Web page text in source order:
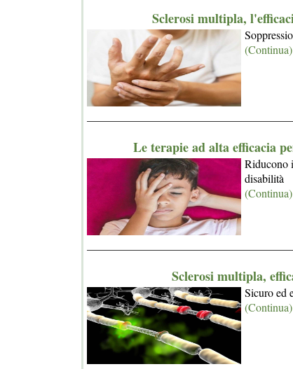
Sclerosi multipla,
(Continua)
Le terapie ad alta efficacia
Riducono
disabilità
(Continua)
Sclerosi multipla,
Sicuro ed
(Continua)